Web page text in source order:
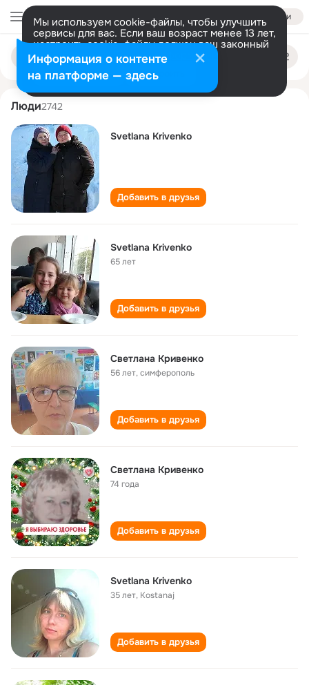
Войти
Мы используем cookie-файлы, чтобы улучшить
сервисы для вас. Если ваш возраст менее 13 лет,
настроить cookie-файлы должен ваш законный
представитель. Больше информации
Разрешить все Настроить
Поиск
людям
svetlana krivenko
Люди2742
Svetlana Krivenko
Добавить в друзья
Svetlana Krivenko
65 лет
Добавить в друзья
Светлана Кривенко
56 лет,симферополь
Добавить в друзья
Светлана Кривенко
74 года
Добавить в друзья
Svetlana Krivenko
35 лет, Kostanaj
Добавить в друзья
Информация о контенте
на платформе — здесь